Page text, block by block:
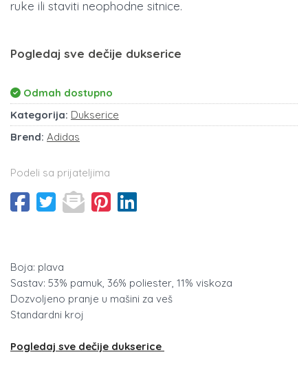
ruke ili staviti neophodne sitnice.
Pogledaj sve dečije dukserice
Odmah dostupno
Kategorija: Dukserice
Brend: Adidas
Podeli sa prijateljima
Boja: plava
Sastav: 53% pamuk, 36% poliester, 11% viskoza
Dozvoljeno pranje u mašini za veš
Standardni kroj
Pogledaj sve dečije dukserice